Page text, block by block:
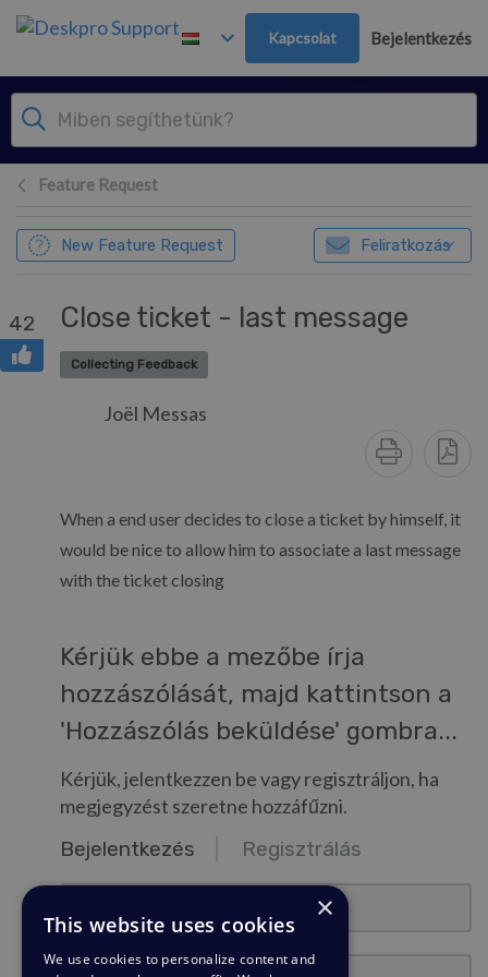
Továbblépés a fő tartalomra
Kapcsolat Bejelentkezés
Feature Request
New Feature Request Feliratkozás
42 Close ticket - last message
Collecting Feedback
Joël Messas
When a end user decides to close a ticket by himself, it
would be nice to allow him to associate a last message
with the ticket closing
Kérjük ebbe a mezőbe írja
hozzászólását, majd kattintson a
'Hozzászólás beküldése' gombra...
Kérjük, jelentkezzen be vagy regisztráljon, ha
megjegyzést szeretne hozzáfűzni.
Bejelentkezés Regisztrálás
Jelszó
×
This website uses cookies
We use cookies to personalize content and